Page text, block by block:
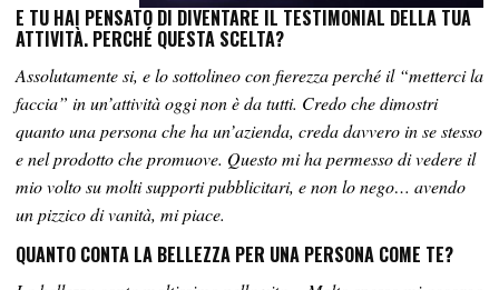
E TU HAI PENSATO DI DIVENTARE IL TESTIMONIAL DELLA TUA
ATTIVITÀ. PERCHÉ QUESTA SCELTA?
Assolutamente si, e lo sottolineo con fierezza perché il “metterci la
faccia” in un’attività oggi non è da tutti. Credo che dimostri
quanto una persona che ha un’azienda, creda davvero in se stesso
e nel prodotto che promuove. Questo mi ha permesso di vedere il
mio volto su molti supporti pubblicitari, e non lo nego… avendo
un pizzico di vanità, mi piace.
QUANTO CONTA LA BELLEZZA PER UNA PERSONA COME TE?